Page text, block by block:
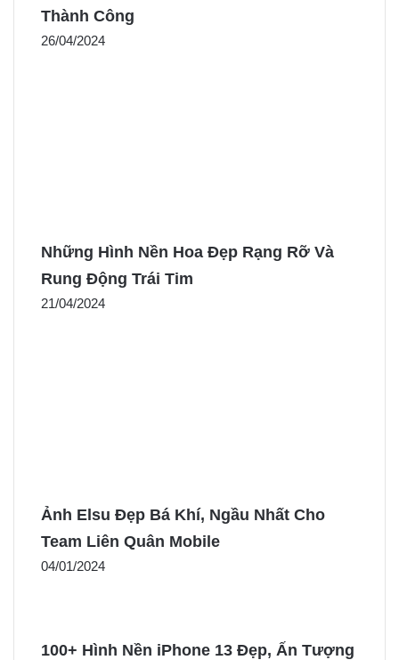
Thành Công
26/04/2024
Những Hình Nền Hoa Đẹp Rạng Rỡ Và
Rung Động Trái Tim
21/04/2024
Ảnh Elsu Đẹp Bá Khí, Ngầu Nhất Cho
Team Liên Quân Mobile
04/01/2024
100+ Hình Nền iPhone 13 Đẹp, Ấn Tượng